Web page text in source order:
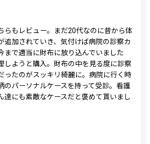
らもレビュー。まだ20代なのに昔から体
追加されていき、気付けば病院の診察カ
まで適当に財布に放り込んでいました
しようと購入。財布の中を見る度に診察
ったのがスッキリ綺麗に。病院に行く時
のパーソナルケースを持って受診。看護
達にも素敵なケースだと褒めて貰いまし
、お薬手帳やカードを忘れる事も無くな